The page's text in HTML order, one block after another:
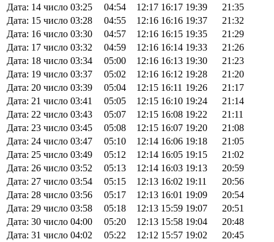
Дата: 14 число 03:25 04:54 12:17 16:17 19:39
21:35
Дата: 15 число 03:28 04:55 12:16 16:16 19:37
21:32
Дата: 16 число 03:30 04:57 12:16 16:15 19:35
21:29
Дата: 17 число 03:32 04:59 12:16 16:14 19:33
21:26
Дата: 18 число 03:34 05:00 12:16 16:13 19:30
21:23
Дата: 19 число 03:37 05:02 12:16 16:12 19:28
21:20
Дата: 20 число 03:39 05:04 12:15 16:11 19:26
21:17
Дата: 21 число 03:41 05:05 12:15 16:10 19:24
21:14
Дата: 22 число 03:43 05:07 12:15 16:08 19:22
21:11
Дата: 23 число 03:45 05:08 12:15 16:07 19:20
21:08
Дата: 24 число 03:47 05:10 12:14 16:06 19:18
21:05
Дата: 25 число 03:49 05:12 12:14 16:05 19:15
21:02
Дата: 26 число 03:52 05:13 12:14 16:03 19:13
20:59
Дата: 27 число 03:54 05:15 12:13 16:02 19:11
20:56
Дата: 28 число 03:56 05:17 12:13 16:01 19:09
20:54
Дата: 29 число 03:58 05:18 12:13 15:59 19:07
20:51
Дата: 30 число 04:00 05:20 12:13 15:58 19:04
20:48
Дата: 31 число 04:02 05:22 12:12 15:57 19:02
20:45